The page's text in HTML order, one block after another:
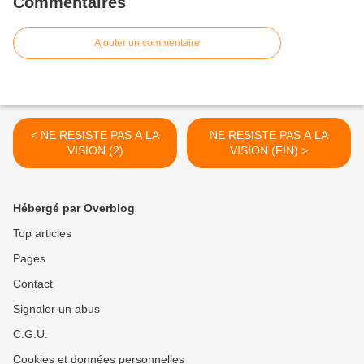
Ajouter un commentaire
< NE RESISTE PAS A LA
VISION (2)
NE RESISTE PAS A LA
VISION (FIN) >
Hébergé par Overblog
Top articles
Pages
Contact
Signaler un abus
C.G.U.
Cookies et données personnelles